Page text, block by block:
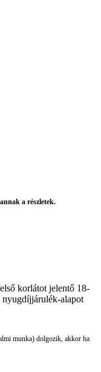
a részletek.
korlátot jelentő 18-
nyugdíjjárulék-alapot
munka) dolgozik, akkor ha